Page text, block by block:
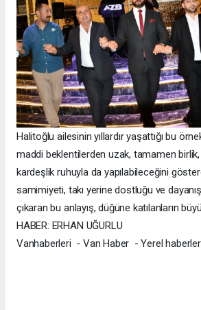
Halitoğlu ailesinin yıllardır yaşattığı bu
maddi beklentilerden uzak, tamamen
kardeşlik ruhuyla da yapılabileceğini
samimiyeti, takı yerine dostluğu ve
çıkaran bu anlayış, düğüne katılanların
HABER: ERHAN UĞURLU
Vanhaberleri - Van Haber - Yerel